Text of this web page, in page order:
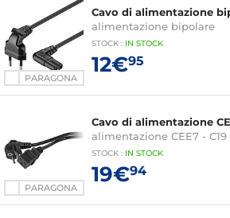
PARAGONA
Cavo di alimentazione
alimentazione bipolare
STOCK : IN STOCK
12€95
PARAGONA
Cavo di alimentazione
alimentazione CEE7 - C19
STOCK : IN STOCK
19€94